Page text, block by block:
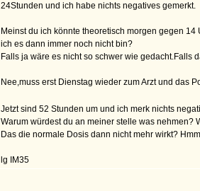
24Stunden und ich habe nichts negatives gemerkt.
Meinst du ich könnte theoretisch morgen gegen
ich es dann immer noch nicht bin?
Falls ja wäre es nicht so schwer wie gedacht.Falls
Nee,muss erst Dienstag wieder zum Arzt und das
Jetzt sind 52 Stunden um und ich merk nichts
Warum würdest du an meiner stelle was nehmen?
Das die normale Dosis dann nicht mehr wirkt?
lg IM35